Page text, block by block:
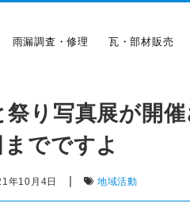
雨漏調査・修理 瓦・部材販売
り写真展が開
でですよ
年10月4日 | 地域活動